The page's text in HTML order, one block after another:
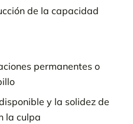
de la capacidad
permanentes o
y la solidez de
la culpa